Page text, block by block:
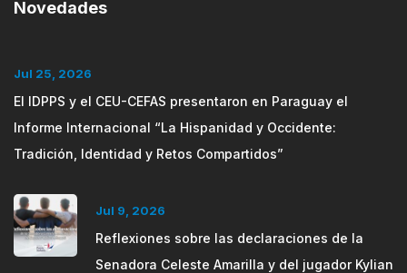
Novedades
Jul 25, 2026
El IDPPS y el CEU-CEFAS presentaron en Paraguay el
Informe Internacional “La Hispanidad y Occidente:
Tradición, Identidad y Retos Compartidos”
Jul 9, 2026
Reflexiones sobre las declaraciones de la
Senadora Celeste Amarilla y del jugador Kylian